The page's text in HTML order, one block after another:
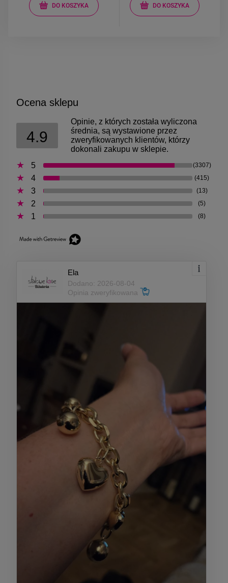
DO KOSZYKA DO KOSZYKA
Ocena sklepu
4.9
Opinie, z których została wyliczona
średnia, są wystawione przez
zweryfikowanych klientów, którzy
dokonali zakupu w sklepie.
5
(3307)
4 (415)
3 (13)
2 (5)
1 (8)
Ela
Dodano: 2026-08-04
Opinia zweryfikowana